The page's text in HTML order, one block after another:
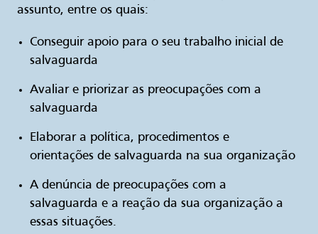
assunto, entre os quais:
Conseguir apoio para o seu trabalho inicial de
salvaguarda
Avaliar e priorizar as preocupações com a
salvaguarda
Elaborar a política, procedimentos e
orientações de salvaguarda na sua organização
A denúncia de preocupações com a
salvaguarda e a reação da sua organização a
essas situações.